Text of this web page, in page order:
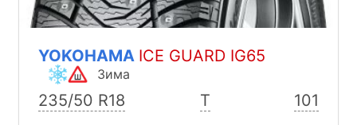
YOKOHAMA ICE GUARD IG65
Зима
235/50 R18 T 101